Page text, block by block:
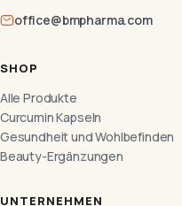
office@bmpharma.com
SHOP
Alle Produkte
Curcumin Kapseln
Gesundheit und Wohlbefinden
Beauty-Ergänzungen
UNTERNEHMEN